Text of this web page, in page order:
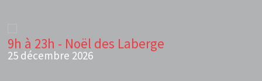
9h à 23h - Noël des Laberge
25 décembre 2026